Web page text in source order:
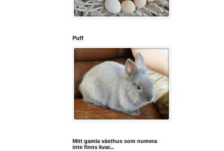
Puff
Mitt gamla växthus som numera
inte finns kvar...